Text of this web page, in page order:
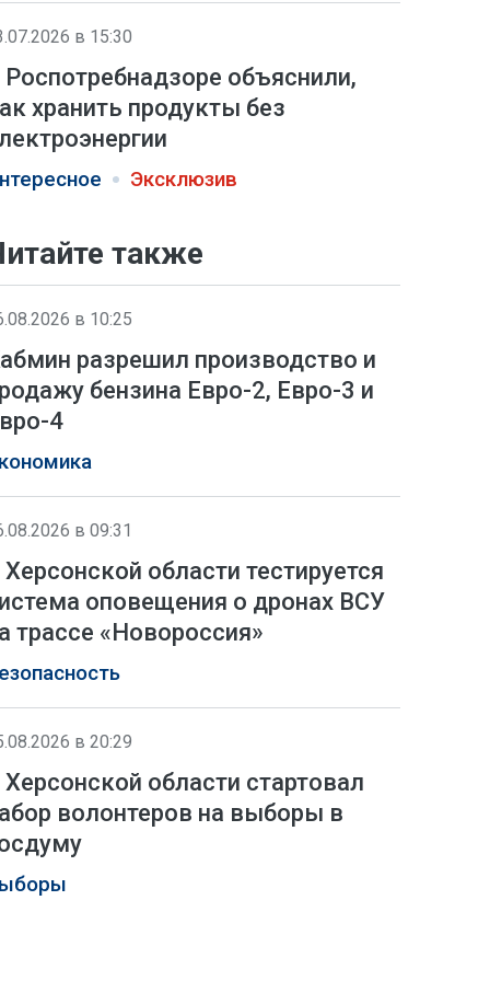
в 15:30
Роспотребнадзоре объяснили,
хранить продукты без
Эксклюзив
также
в 10:25
разрешил производство и
бензина Евро-2, Евро-3 и
4
в 09:31
Херсонской области тестируется
оповещения о дронах ВСУ
трассе «Новороссия»
в 20:29
Херсонской области стартовал
волонтеров на выборы в